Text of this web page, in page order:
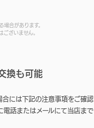
合があります。
ざいません。
換も可能
には下記の注意事項をご確認
話またはメールにて当店まで